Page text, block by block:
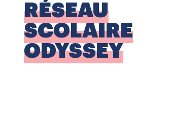
RÉSEAU
SCOLAIRE
ODYSSEY